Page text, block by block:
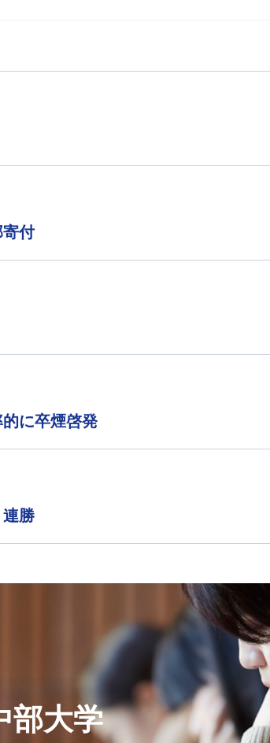
付
に卒煙啓発
勝
部大学